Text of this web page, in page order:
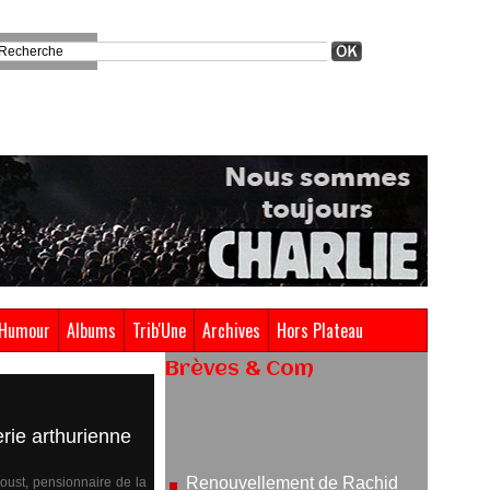
Humour Albums Trib'Une Archives Hors Plateau
arthurienne
pensionnaire de la
Brèves & Com